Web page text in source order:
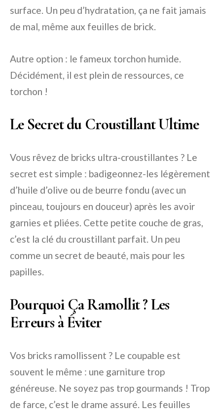
surface. Un peu d’hydratation, ça ne fait jamais
de mal, même aux feuilles de brick.
Autre option : le fameux torchon humide.
Décidément, il est plein de ressources, ce
torchon !
Le Secret du Croustillant Ultime
Vous rêvez de bricks ultra-croustillantes ? Le
secret est simple : badigeonnez-les légèrement
d’huile d’olive ou de beurre fondu (avec un
pinceau, toujours en douceur) après les avoir
garnies et pliées. Cette petite couche de gras,
c’est la clé du croustillant parfait. Un peu
comme un secret de beauté, mais pour les
papilles.
Pourquoi Ça Ramollit ? Les
Erreurs à Éviter
Vos bricks ramollissent ? Le coupable est
souvent le même : une garniture trop
généreuse. Ne soyez pas trop gourmands ! Trop
de farce, c’est le drame assuré. Les feuilles